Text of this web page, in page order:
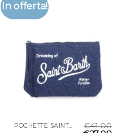
In offerta!
POCHETTE SAINT BARTH €41.00